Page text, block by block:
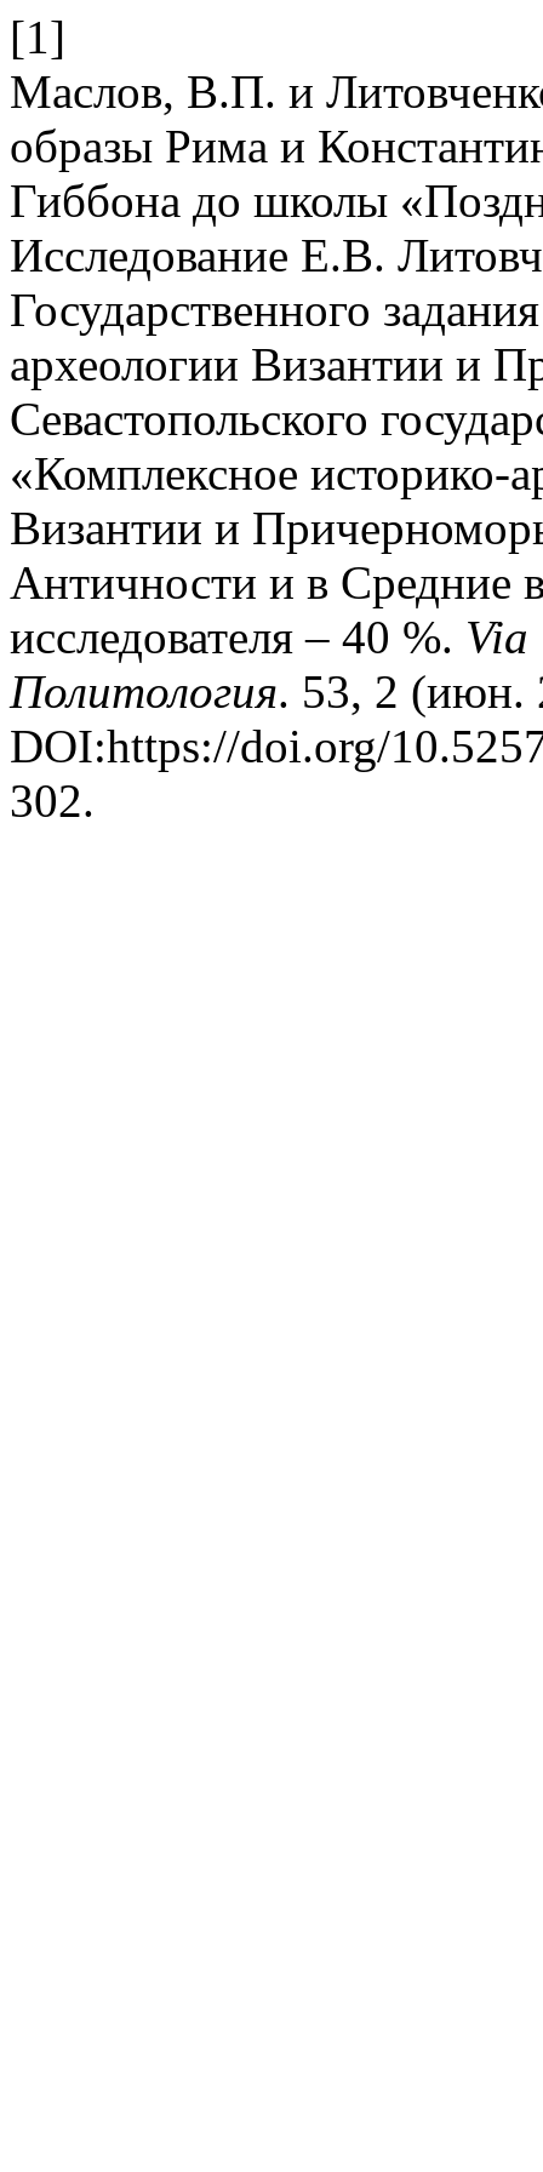
[1]
Маслов, В.П. и
образы Рима и
Гиббона до школы
Исследование Е.В.
Государственного
археологии Византии и
Севастопольского
«Комплексное историко-
Византии и
Античности и в Средние
исследователя – 40 %. Via
Политология. 53, 2 (июн.
DOI:https://doi.org/
302.